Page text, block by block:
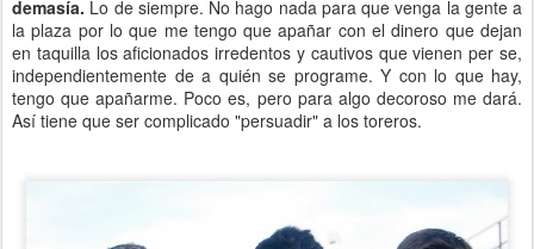
demasía. Lo de siempre. No hago nada para que venga la gente a
la plaza por lo que me tengo que apañar con el dinero que dejan
en taquilla los aficionados irredentos y cautivos que vienen per se,
independientemente de a quién se programe. Y con lo que hay,
tengo que apañarme. Poco es, pero para algo decoroso me dará.
Así tiene que ser complicado "persuadir" a los toreros.